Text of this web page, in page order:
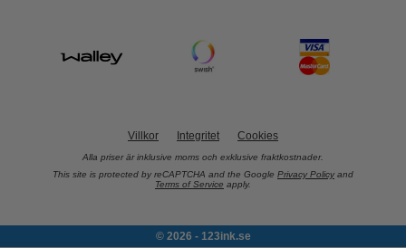
Villkor Integritet Cookies
Alla priser är inklusive moms och exklusive fraktkostnader.
This site is protected by reCAPTCHA and the Google Privacy Policy and
Terms of Service apply.
© 2026 - 123ink.se